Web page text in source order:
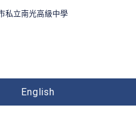
私立南光高級中學
English